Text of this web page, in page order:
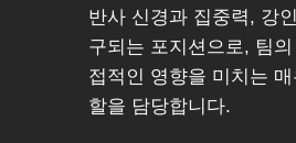
반사 신경과 집중력, 강
구되는 포지션으로, 팀
접적인 영향을 미치는
할을 담당합니다.